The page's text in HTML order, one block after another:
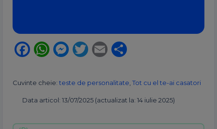
Facebook
WhatsApp
Messenger
Twitter
Email
Cuvinte cheie: teste de personalitate Tot cu el te-ai casatori
Data articol: 13/07/2025 (actualizat la: 14 iulie 2025)